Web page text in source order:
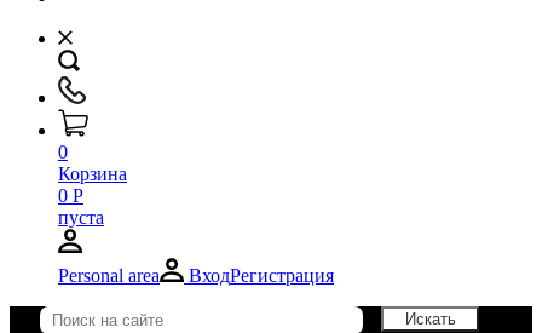
0
Корзина
0 Р
пуста
Personal area ВходРегистрация